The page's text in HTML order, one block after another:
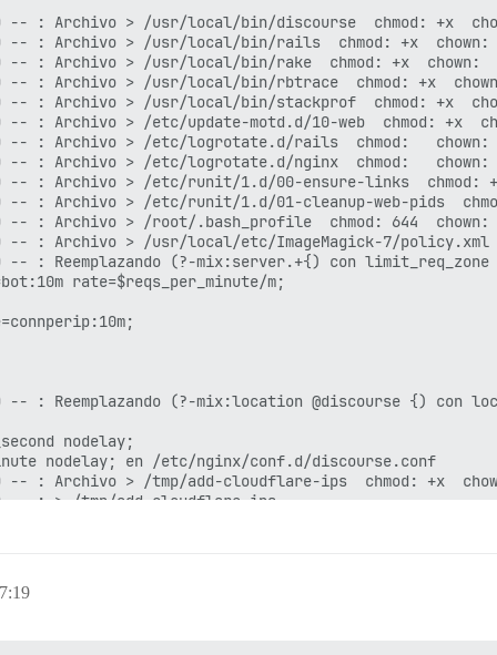
-- : Archivo > /usr/local/bin/discourse  chmod: +x
-- : Archivo > /usr/local/bin/rails  chmod: +x  chown:
-- : Archivo > /usr/local/bin/rake  chmod: +x  chown:
-- : Archivo > /usr/local/bin/rbtrace  chmod: +x
-- : Archivo > /usr/local/bin/stackprof  chmod: +x
-- : Archivo > /etc/update-motd.d/10-web  chmod: +x
-- : Archivo > /etc/logrotate.d/rails  chmod:   chown:
-- : Archivo > /etc/logrotate.d/nginx  chmod:   chown:
-- : Archivo > /etc/runit/1.d/00-ensure-links  chmod:
-- : Archivo > /etc/runit/1.d/01-cleanup-web-pids
-- : Archivo > /root/.bash_profile  chmod: 644  chown:
-- : Archivo > /usr/local/etc/ImageMagick-7/policy.xml
: Reemplazando (?-mix:server.+{) con limit_req_zone
rate=$reqs_per_minute/m;
-- : Reemplazando (?-mix:location @discourse {) con
nodelay;
nodelay; en /etc/nginx/conf.d/discourse.conf
-- : Archivo > /tmp/add-cloudflare-ips  chmod: +x
-- : > /tmp/add-cloudflare-ips
403 Forbidden